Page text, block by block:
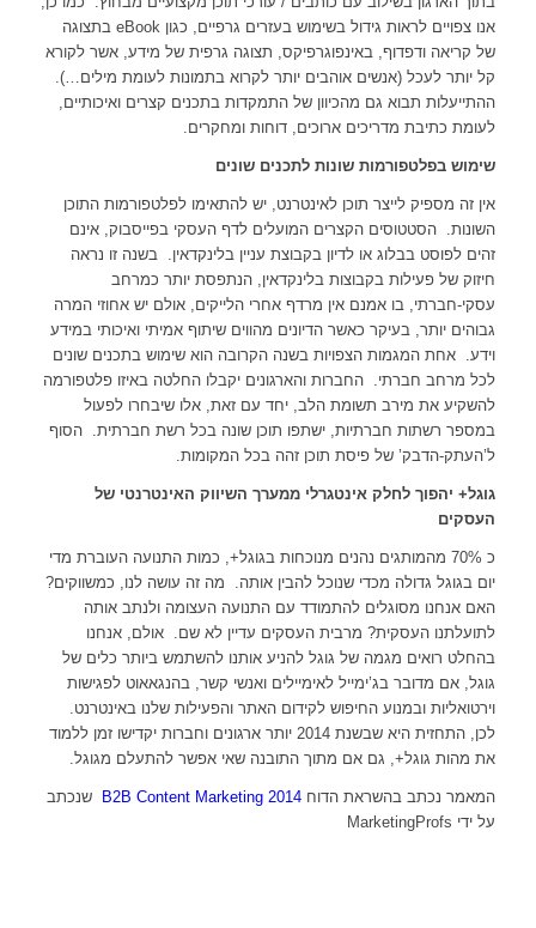
אנו צפויים לראות גידול בשימוש בעזרים גרפיים, כגון eBook בתצוגה
של קריאה ודפדוף, באינפוגרפיקס, תצוגה גרפית של מידע, אשר לקורא
קל יותר לעכל (אנשים אוהבים יותר לקרוא בתמונות לעומת מילים…).
ההתייעלות תבוא גם מהכיוון של התמקדות בתכנים קצרים ואיכותיים,
לעומת כתיבת מדריכים ארוכים, דוחות ומחקרים.
שימוש בפלטפורמות שונות לתכנים שונים
אין זה מספיק לייצר תוכן לאינטרנט, יש להתאימו לפלטפורמות התוכן
השונות. הסטטוסים הקצרים המועלים לדף העסקי בפייסבוק, אינם
זהים לפוסט בבלוג או לדיון בקבוצת עניין בלינקדאין. בשנה זו נראה
חיזוק של פעילות בקבוצות בלינקדאין, הנתפסת יותר כמרחב
עסקי-חברתי, בו אמנם אין מרדף אחרי הלייקים, אולם יש אחוזי המרה
גבוהים יותר, בעיקר כאשר הדיונים מהווים שיתוף אמיתי ואיכותי במידע
וידע. אחת המגמות הצפויות בשנה הקרובה הוא שימוש בתכנים שונים
לכל מרחב חברתי. החברות והארגונים יקבלו החלטה באיזו פלטפורמה
להשקיע את מירב תשומת הלב, יחד עם זאת, אלו שיבחרו לפעול
במספר רשתות חברתיות, ישתפו תוכן שונה בכל רשת חברתית. הסוף
ל’העתק-הדבק’ של פיסת תוכן זהה בכל המקומות.
גוגל+ יהפוך לחלק אינטגרלי ממערך השיווק האינטרנטי של
העסקים
כ 70% מהמותגים נהנים מנוכחות בגוגל+, כמות התנועה העוברת מדי
יום בגוגל גדולה מכדי שנוכל להבין אותה. מה זה עושה לנו, כמשווקים?
האם אנחנו מסוגלים להתמודד עם התנועה העצומה ולנתב אותה
לתועלתנו העסקית? מרבית העסקים עדיין לא שם. אולם, אנחנו
בהחלט רואים מגמה של גוגל להניע אותנו להשתמש ביותר כלים של
גוגל, אם מדובר בג’ימייל לאימיילים ואנשי קשר, בהנגאאוט לפגישות
וירטואליות ובמנוע החיפוש לקידום האתר והפעילות שלנו באינטרנט.
לכן, התחזית היא שבשנת 2014 יותר ארגונים וחברות יקדישו זמן ללמוד
את מהות גוגל+, גם אם מתוך התובנה שאי אפשר להתעלם מגוגל.
המאמר נכתב בהשראת הדוח B2B Content Marketing 2014
שנכתב
על ידי MarketingProfs